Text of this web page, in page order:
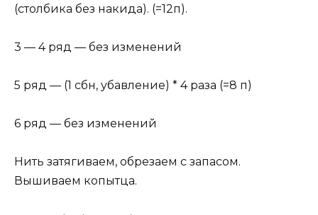
(столбика без накида). (=12п).
3 — 4 ряд — без изменений
5 ряд — (1 сбн, убавление) * 4 раза (=8 п)
6 ряд — без изменений
Нить затягиваем, обрезаем с запасом.
Вышиваем копытца.